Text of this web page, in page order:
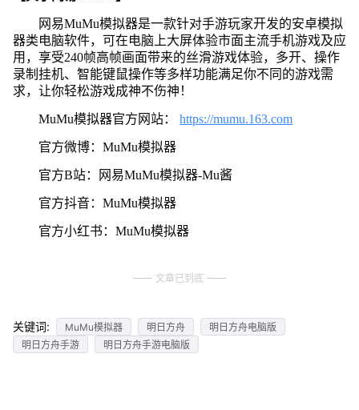
网易MuMu模拟器是一款针对手游玩家开发的安卓模拟
器类电脑软件，可在电脑上大屏体验市面主流手机游戏及应
用，享受240帧高帧画面带来的丝滑游戏体验，多开、操作
录制挂机、智能键鼠操作等多样功能满足你不同的游戏需
求，让你轻松游戏成神不伤神！
MuMu模拟器官方网站： https://mumu.163.com
官方微博：MuMu模拟器
官方B站：网易MuMu模拟器-Mu酱
官方抖音：MuMu模拟器
官方小红书：MuMu模拟器
文章已到底
关键词: MuMu模拟器 明日方舟
明日方舟电脑版
明日方舟手游
明日方舟手游电脑版